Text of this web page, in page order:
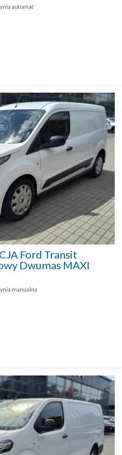
automat
Ford Transit
Dwumas MAXI
manualna